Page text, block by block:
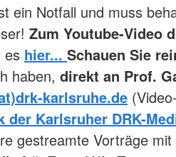
ein Notfall und muss
Zum Youtube-Video
es hier... Schauen Sie
haben, direkt an Prof.
karlsruhe.de
der Karlsruher DRK-
gestreamte Vorträge mit